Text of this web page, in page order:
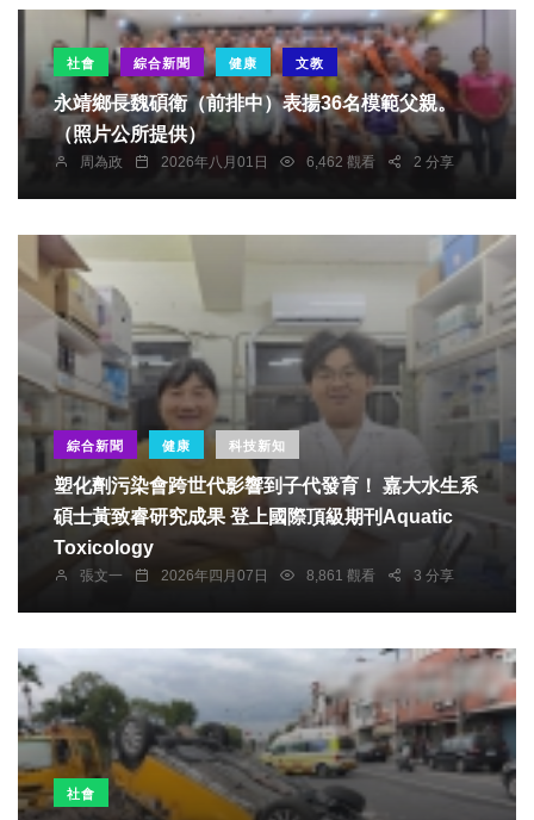
社會 綜合新聞 健康 文教
永靖鄉長魏碩衛（前排中）表揚36名模範父親。
（照片公所提供）
周為政 2026年八月01日 6,462 觀看 2 分享
綜合新聞 健康 科技新知
塑化劑污染會跨世代影響到子代發育！ 嘉大水生系
碩士黃致睿研究成果 登上國際頂級期刊Aquatic
Toxicology
張文一 2026年四月07日 8,861 觀看 3 分享
社會